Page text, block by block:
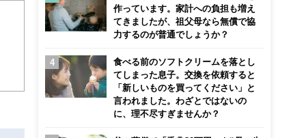
作っています。家計への負担も増え
てきましたが、祖父母なら無償で協
力するのが普通でしょうか？
食べる前のソフトクリームを落とし
てしまった息子。交換を依頼すると
「新しいものを買ってください」と
言われました。わざとではないの
に、理不尽すぎませんか？